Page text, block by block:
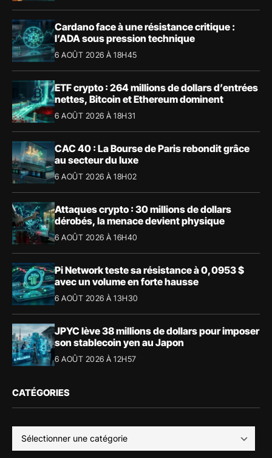
Cardano face à une résistance critique :
l’ADA sous pression technique
6 AOÛT 2026 À 18H45
ETF crypto : 264 millions de dollars d’entrées
nettes, Bitcoin et Ethereum dominent
6 AOÛT 2026 À 18H31
CAC 40 : La Bourse de Paris rebondit grâce
au secteur du luxe
6 AOÛT 2026 À 18H02
Attaques crypto : 30 millions de dollars
dérobés, la menace devient physique
6 AOÛT 2026 À 16H40
Pi Network teste sa résistance à 0,0953 $
avec un volume en forte hausse
6 AOÛT 2026 À 13H30
JPYC lève 38 millions de dollars pour imposer
son stablecoin yen au Japon
6 AOÛT 2026 À 12H57
CATÉGORIES